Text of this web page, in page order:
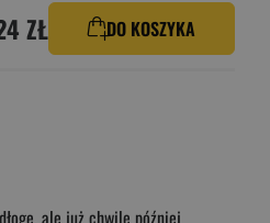
ZŁ DO KOSZYKA
ale już chwilę później